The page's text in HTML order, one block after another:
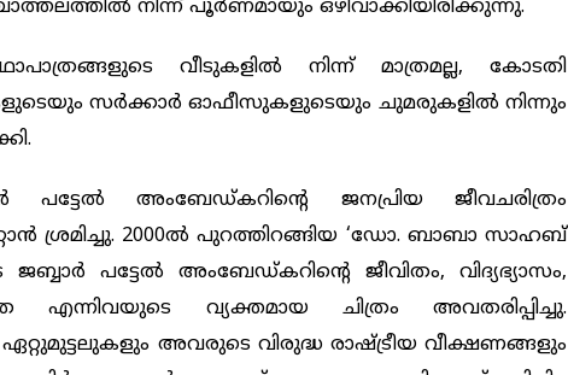
നിന്ന് പൂര്‍ണമായും ഒഴിവാക്കിയിരിക്കുന്നു.
വീടുകളില്‍ നിന്ന് മാത്രമല്ല, കോടതി
സര്‍ക്കാര്‍ ഓഫീസുകളുടെയും ചുമരുകളില്‍ നിന്നും
അംബേഡ്കറിന്റെ ജനപ്രിയ ജീവചരിത്രം
ശ്രമിച്ചു. 2000ല്‍ പുറത്തിറങ്ങിയ ‘ഡോ. ബാബാ സാഹബ്
പട്ടേല്‍ അംബേഡ്കറിന്റെ ജീവിതം, വിദ്യഭ്യാസം,
എന്നിവയുടെ വ്യക്തമായ ചിത്രം അവതരിപ്പിച്ചു.
അവരുടെ വിരുദ്ധ രാഷ്ട്രീയ വീക്ഷണങ്ങളും